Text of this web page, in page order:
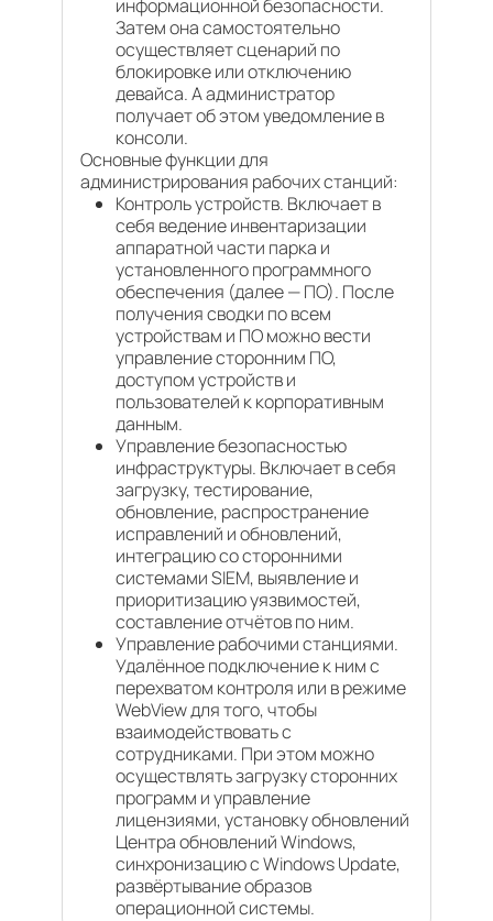
информационной безопасности.
Затем она самостоятельно
осуществляет сценарий по
блокировке или отключению
девайса. А администратор
получает об этом уведомление в
консоли.
Основные функции для
администрирования рабочих станций:
Контроль устройств. Включает в
себя ведение инвентаризации
аппаратной части парка и
установленного программного
обеспечения (далее — ПО). После
получения сводки по всем
устройствам и ПО можно вести
управление сторонним ПО,
доступом устройств и
пользователей к корпоративным
данным.
Управление безопасностью
инфраструктуры. Включает в себя
загрузку, тестирование,
обновление, распространение
исправлений и обновлений,
интеграцию со сторонними
системами SIEM, выявление и
приоритизацию уязвимостей,
составление отчётов по ним.
Управление рабочими станциями.
Удалённое подключение к ним с
перехватом контроля или в режиме
WebView для того, чтобы
взаимодействовать с
сотрудниками. При этом можно
осуществлять загрузку сторонних
программ и управление
лицензиями, установку обновлений
Центра обновлений Windows,
синхронизацию с Windows Update,
развёртывание образов
операционной системы.